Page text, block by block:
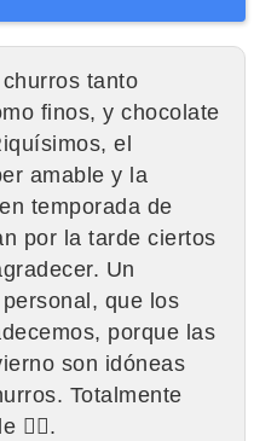
tanto
finos, y chocolate
el
amable y la
temporada de
por la tarde ciertos
Un
que los
porque las
son idóneas
Totalmente
👌🏼.